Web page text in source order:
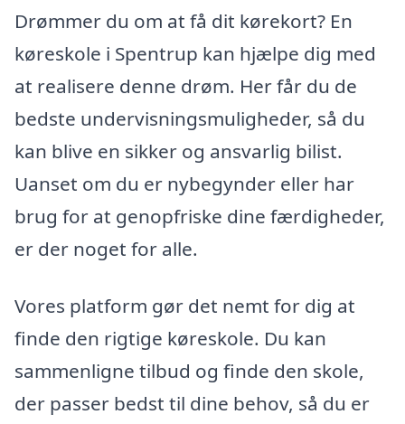
Drømmer du om at få dit kørekort? En
køreskole i Spentrup kan hjælpe dig med
at realisere denne drøm. Her får du de
bedste undervisningsmuligheder, så du
kan blive en sikker og ansvarlig bilist.
Uanset om du er nybegynder eller har
brug for at genopfriske dine færdigheder,
er der noget for alle.
Vores platform gør det nemt for dig at
finde den rigtige køreskole. Du kan
sammenligne tilbud og finde den skole,
der passer bedst til dine behov, så du er